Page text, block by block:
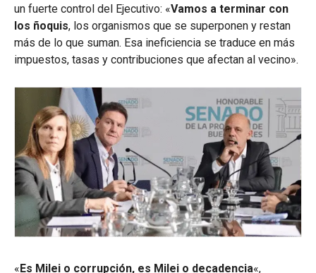
un fuerte control del Ejecutivo: «Vamos a terminar con
los ñoquis, los organismos que se superponen y restan
más de lo que suman. Esa ineficiencia se traduce en más
impuestos, tasas y contribuciones que afectan al vecino».
«Es Milei o corrupción, es Milei o decadencia«,